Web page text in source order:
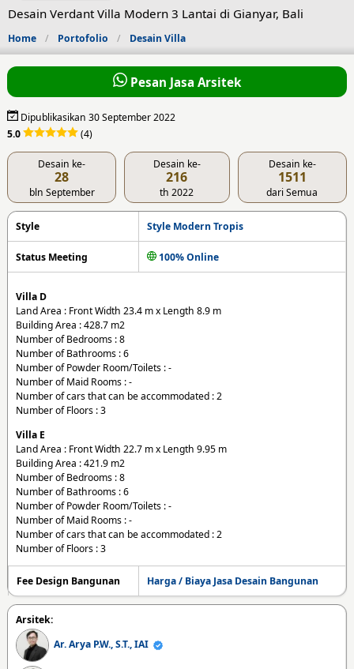
Desain Verdant Villa Modern 3 Lantai di Gianyar, Bali
Home Portofolio Desain Villa
Pesan Jasa Arsitek
Dipublikasikan 30 September 2022
5.0
(4)
Desain ke-
28
bln September
Desain ke-
216
th 2022
Desain ke-
1511
dari Semua
Style Style Modern Tropis
Status Meeting 100% Online
Villa D
Land Area : Front Width 23.4 m x Length 8.9 m
Building Area : 428.7 m2
Number of Bedrooms : 8
Number of Bathrooms : 6
Number of Powder Room/Toilets : -
Number of Maid Rooms : -
Number of cars that can be accommodated : 2
Number of Floors : 3
Villa E
Land Area : Front Width 22.7 m x Length 9.95 m
Building Area : 421.9 m2
Number of Bedrooms : 8
Number of Bathrooms : 6
Number of Powder Room/Toilets : -
Number of Maid Rooms : -
Number of cars that can be accommodated : 2
Number of Floors : 3
Fee Design Bangunan Harga / Biaya Jasa Desain Bangunan
Arsitek:
Ar. Arya P.W., S.T., IAI